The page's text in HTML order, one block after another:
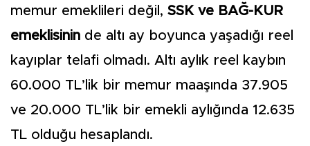
memur emek­lileri değil, SSK ve BAĞ-KUR
emeklisinin de altı ay boyun­ca yaşadığı reel
kayıplar telafi olmadı. Altı aylık reel kaybın
60.000 TL’lik bir memur ma­aşında 37.905
ve 20.000 TL’lik bir emekli aylığında 12.635
TL olduğu hesaplandı.